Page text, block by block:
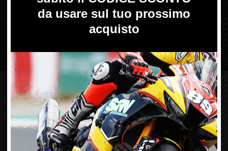
I nostri marchi